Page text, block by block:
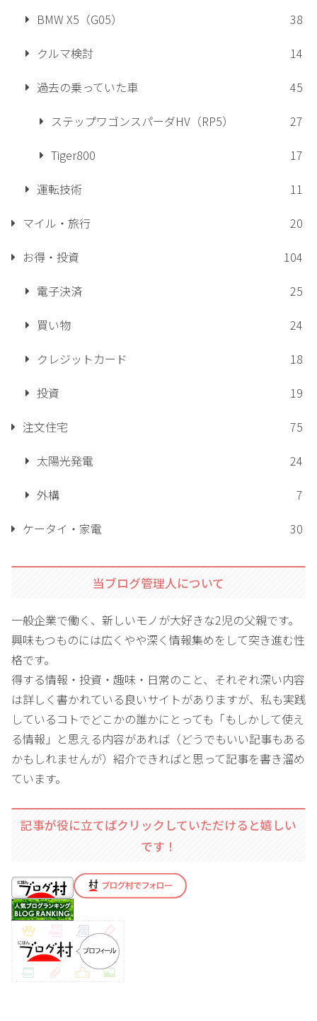
BMW X5（G05）
38
クルマ検討
14
過去の乗っていた車
45
ステップワゴンスパーダHV（RP5）
27
Tiger800
17
運転技術
11
マイル・旅行
20
お得・投資
104
電子決済
25
買い物
24
クレジットカード
18
投資
19
注文住宅
75
太陽光発電
24
外構
7
ケータイ・家電
30
当ブログ管理人について
一般企業で働く、新しいモノが大好きな2児の父親です。
興味もつものには広くやや深く情報集めをして突き進む性
格です。
得する情報・投資・趣味・日常のこと、それぞれ深い内容
は詳しく書かれている良いサイトがありますが、私も実践
しているコトでどこかの誰かにとっても「もしかして使え
る情報」と思える内容があれば（どうでもいい記事もある
かもしれませんが）紹介できればと思って記事を書き溜め
ています。
記事が役に立てばクリックしていただけると嬉しい
です！